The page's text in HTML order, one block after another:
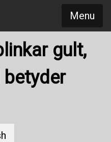
Menu
gult,